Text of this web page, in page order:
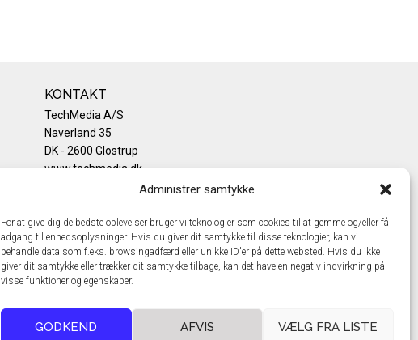
Administrer samtykke
For at give dig de bedste oplevelser bruger vi teknologier som cookies til at gemme og/eller få
adgang til enhedsoplysninger. Hvis du giver dit samtykke til disse teknologier, kan vi
behandle data som f.eks. browsingadfærd eller unikke ID'er på dette websted. Hvis du ikke
giver dit samtykke eller trækker dit samtykke tilbage, kan det have en negativ indvirkning på
visse funktioner og egenskaber.
GODKEND AFVIS VÆLG FRA LISTE
KONTAKT
TechMedia A/S
Naverland 35
DK - 2600 Glostrup
www.techmedia.dk
Telefon: +45 43 24 26 28
Privatlivspolitik
Cookiepolitik